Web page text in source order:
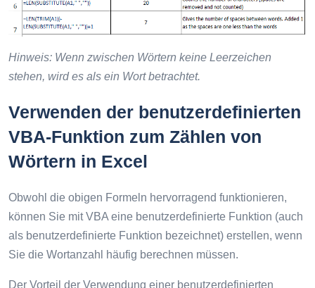
Hinweis: Wenn zwischen Wörtern keine Leerzeichen
stehen, wird es als ein Wort betrachtet.
Verwenden der benutzerdefinierten
VBA-Funktion zum Zählen von
Wörtern in Excel
Obwohl die obigen Formeln hervorragend funktionieren,
können Sie mit VBA eine benutzerdefinierte Funktion (auch
als benutzerdefinierte Funktion bezeichnet) erstellen, wenn
Sie die Wortanzahl häufig berechnen müssen.
Der Vorteil der Verwendung einer benutzerdefinierten